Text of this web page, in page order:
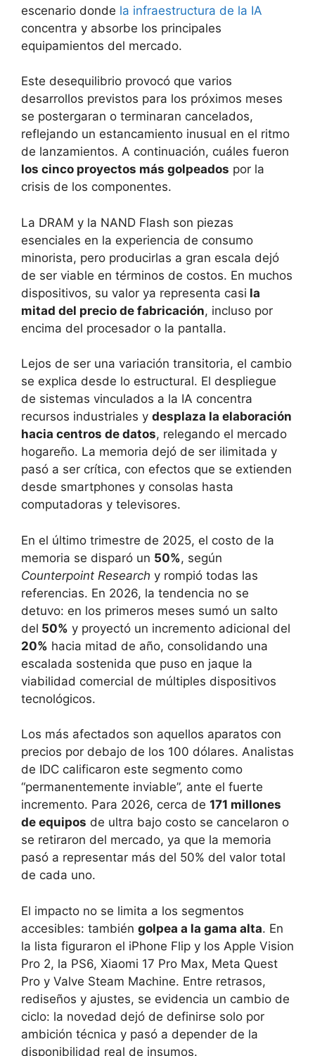
escenario donde la infraestructura de la IA
concentra y absorbe los principales
equipamientos del mercado.
Este desequilibrio provocó que varios
desarrollos previstos para los próximos meses
se postergaran o terminaran cancelados,
reflejando un estancamiento inusual en el ritmo
de lanzamientos. A continuación, cuáles fueron
los cinco proyectos más golpeados por la
crisis de los componentes.
La DRAM y la NAND Flash son piezas
esenciales en la experiencia de consumo
minorista, pero producirlas a gran escala dejó
de ser viable en términos de costos. En muchos
dispositivos, su valor ya representa casi la
mitad del precio de fabricación, incluso por
encima del procesador o la pantalla.
Lejos de ser una variación transitoria, el cambio
se explica desde lo estructural. El despliegue
de sistemas vinculados a la IA concentra
recursos industriales y desplaza la elaboración
hacia centros de datos, relegando el mercado
hogareño. La memoria dejó de ser ilimitada y
pasó a ser crítica, con efectos que se extienden
desde smartphones y consolas hasta
computadoras y televisores.
En el último trimestre de 2025, el costo de la
memoria se disparó un 50%, según
Counterpoint Research y rompió todas las
referencias. En 2026, la tendencia no se
detuvo: en los primeros meses sumó un salto
del 50% y proyectó un incremento adicional del
20% hacia mitad de año, consolidando una
escalada sostenida que puso en jaque la
viabilidad comercial de múltiples dispositivos
tecnológicos.
Los más afectados son aquellos aparatos con
precios por debajo de los 100 dólares. Analistas
de IDC calificaron este segmento como
“permanentemente inviable”, ante el fuerte
incremento. Para 2026, cerca de 171 millones
de equipos de ultra bajo costo se cancelaron o
se retiraron del mercado, ya que la memoria
pasó a representar más del 50% del valor total
de cada uno.
El impacto no se limita a los segmentos
accesibles: también golpea a la gama alta. En
la lista figuraron el iPhone Flip y los Apple Vision
Pro 2, la PS6, Xiaomi 17 Pro Max, Meta Quest
Pro y Valve Steam Machine. Entre retrasos,
rediseños y ajustes, se evidencia un cambio de
ciclo: la novedad dejó de definirse solo por
ambición técnica y pasó a depender de la
disponibilidad real de insumos.